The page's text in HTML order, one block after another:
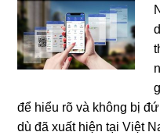
để hiểu rõ và không bị
dù đã xuất hiện tại Việt